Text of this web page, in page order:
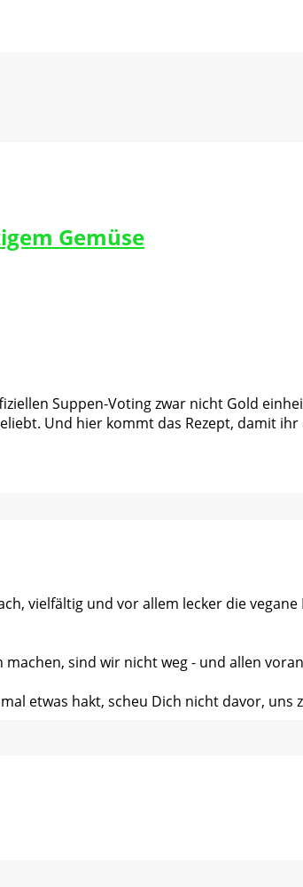
Gemüse
Suppen-Voting zwar nicht Gold
Und hier kommt das Rezept, damit
vielfältig und vor allem lecker die
sind wir nicht weg - und allen
etwas hakt, scheu Dich nicht davor, uns